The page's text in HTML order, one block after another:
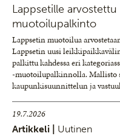
Lappsetille
muotoilupalkinto
Lappsetin muotoilua
Lappsetin uusi
palkittu kahdessa eri
-muotoilupalkinnolla. Mallisto
kaupunkisuunnittelun ja
19.7.2026
Artikkeli | Uutinen